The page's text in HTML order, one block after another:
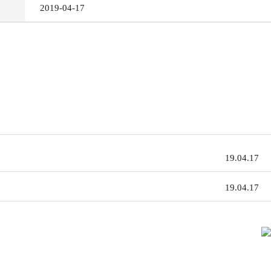
2019-04-17
19.04.17
19.04.17